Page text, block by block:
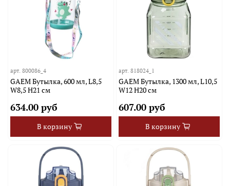
арт.800086_4
GAEM Бутылка, 600 мл, L8,5
W8,5 H21 см
634.00 руб
В корзину
арт. 818024_1
GAEM Бутылка, 1300 мл, L10,5
W12 H20 см
607.00 руб
В корзину